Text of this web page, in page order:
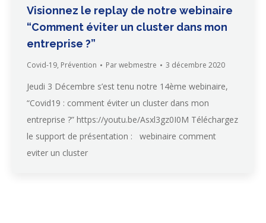
Visionnez le replay de notre webinaire
“Comment éviter un cluster dans mon
entreprise ?”
Covid-19, Prévention Parwebmestre 3 décembre 2020
Jeudi 3 Décembre s’est tenu notre 14ème webinaire,
“Covid19 : comment éviter un cluster dans mon
entreprise ?” https://youtu.be/Asxl3gz0I0M Téléchargez
le support de présentation : webinaire comment
eviter un cluster